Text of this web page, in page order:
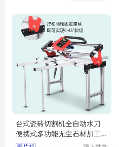
台式瓷砖切割机全自动水刀
便携式多功能无尘石材加工
倒角机磨边机